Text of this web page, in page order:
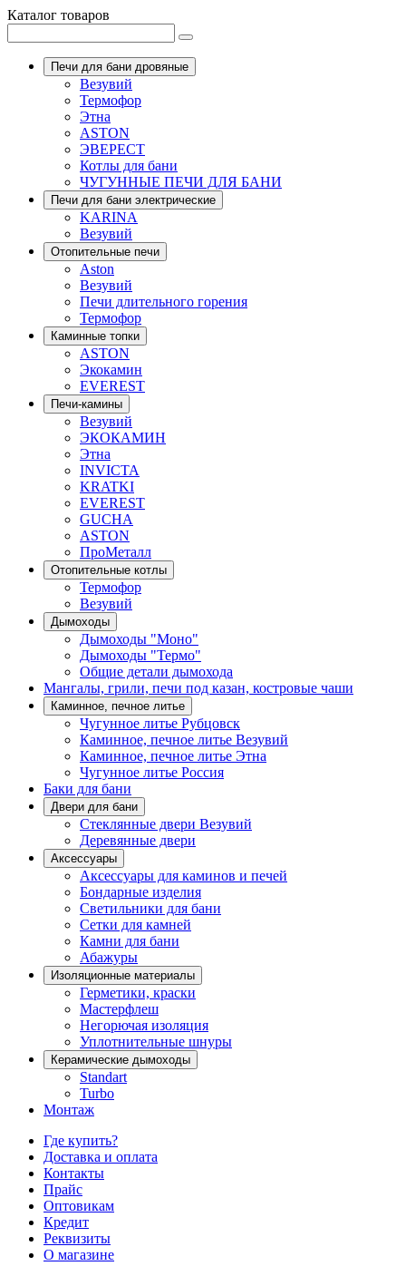
Каталог товаров
Печи для бани дровяные
Везувий
Термофор
Этна
ASTON
ЭВЕРЕСТ
Котлы для бани
ЧУГУННЫЕ ПЕЧИ ДЛЯ БАНИ
Печи для бани электрические
KARINA
Везувий
Отопительные печи
Aston
Везувий
Печи длительного горения
Термофор
Каминные топки
ASTON
Экокамин
EVEREST
Печи-камины
Везувий
ЭКОКАМИН
Этна
INVICTA
KRATKI
EVEREST
GUCHA
ASTON
ПроМеталл
Отопительные котлы
Термофор
Везувий
Дымоходы
Дымоходы "Моно"
Дымоходы "Термо"
Общие детали дымохода
Мангалы, грили, печи под казан, костровые чаши
Каминное, печное литье
Чугунное литье Рубцовск
Каминное, печное литье Везувий
Каминное, печное литье Этна
Чугунное литье Россия
Баки для бани
Двери для бани
Стеклянные двери Везувий
Деревянные двери
Аксессуары
Аксессуары для каминов и печей
Бондарные изделия
Светильники для бани
Сетки для камней
Камни для бани
Абажуры
Изоляционные материалы
Герметики, краски
Мастерфлеш
Негорючая изоляция
Уплотнительные шнуры
Керамические дымоходы
Standart
Turbo
Монтаж
Где купить?
Доставка и оплата
Контакты
Прайс
Оптовикам
Кредит
Реквизиты
О магазине